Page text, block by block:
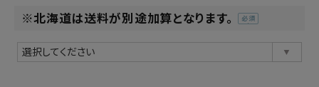
※北海道は送料が別途加算となります。
(必